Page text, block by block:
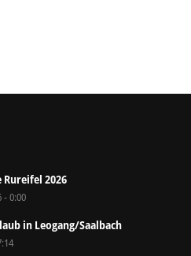
Rureifel 2026
- 0:00
in Leogang/Saalbach